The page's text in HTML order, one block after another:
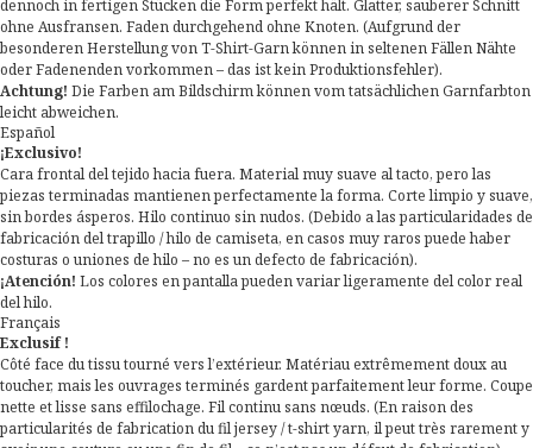
dennoch in fertigen Stücken die Form perfekt hält. Glatter, sauberer Schnitt
ohne Ausfransen. Faden durchgehend ohne Knoten. (Aufgrund der
besonderen Herstellung von T-Shirt-Garn können in seltenen Fällen Nähte
oder Fadenenden vorkommen – das ist kein Produktionsfehler).
Achtung! Die Farben am Bildschirm können vom tatsächlichen Garnfarbton
leicht abweichen.
Español
¡Exclusivo!
Cara frontal del tejido hacia fuera. Material muy suave al tacto, pero las
piezas terminadas mantienen perfectamente la forma. Corte limpio y suave,
sin bordes ásperos. Hilo continuo sin nudos. (Debido a las particularidades de
fabricación del trapillo / hilo de camiseta, en casos muy raros puede haber
costuras o uniones de hilo – no es un defecto de fabricación).
¡Atención! Los colores en pantalla pueden variar ligeramente del color real
del hilo.
Français
Exclusif !
Côté face du tissu tourné vers l’extérieur. Matériau extrêmement doux au
toucher, mais les ouvrages terminés gardent parfaitement leur forme. Coupe
nette et lisse sans effilochage. Fil continu sans nœuds. (En raison des
particularités de fabrication du fil jersey / t-shirt yarn, il peut très rarement y